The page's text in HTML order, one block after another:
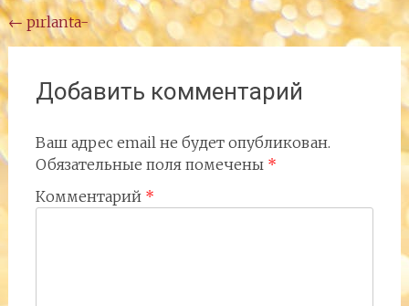
Навигация
по
записям
← pırlanta-
Добавить комментарий
Ваш адрес email не будет опубликован.
Обязательные поля помечены *
Комментарий *